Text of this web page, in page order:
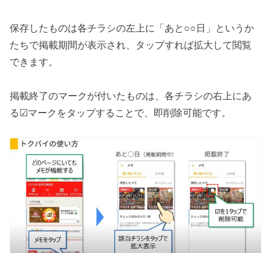
保存したものは各チラシの左上に「あと○○日」というか
たちで掲載期間が表示され、タップすれば拡大して閲覧
できます。
掲載終了のマークが付いたものは、各チラシの右上にあ
る☑マークをタップすることで、即削除可能です。